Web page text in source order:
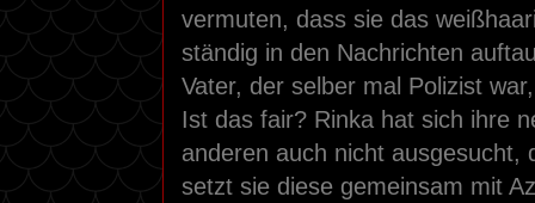
vermuten, dass sie das
ständig in den Nachrichten
Vater, der selber mal Polizist
Ist das fair? Rinka hat sich ihre
anderen auch nicht ausgesucht,
setzt sie diese gemeinsam mit